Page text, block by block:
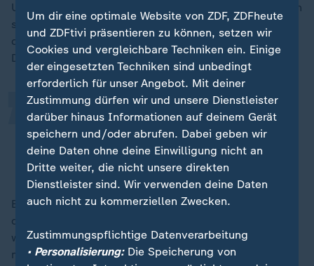
Umfang militärischer Transittransporte durch Thüringen
seit dem Jahr 2022 vor? Gliederung nach Jahren, Art
des Transports, Straße, Schiene, Anzahl der
Durchfahrten, bekannte Haltepunkte usw."
Das heißt, der FSB muss nur einmal
googeln und kann es nachlesen.
„
Justus Bender, Journalist
Bender verwies darauf, dass solche Fragen auch
diskret in Ausschüssen gestellt werden könnten,
worauf Chrupalla sich beschwerte: "Waren Sie schon
mal im Ausschuss dabei? Da kriegt man überhaupt
Um dir eine optimale Website von ZDF, ZDFheute
und ZDFtivi präsentieren zu können, setzen wir
Cookies und vergleichbare Techniken ein. Einige
der eingesetzten Techniken sind unbedingt
erforderlich für unser Angebot. Mit deiner
Zustimmung dürfen wir und unsere Dienstleister
darüber hinaus Informationen auf deinem Gerät
speichern und/oder abrufen. Dabei geben wir
deine Daten ohne deine Einwilligung nicht an
Dritte weiter, die nicht unsere direkten
Dienstleister sind. Wir verwenden deine Daten
auch nicht zu kommerziellen Zwecken.
Zustimmungspflichtige Datenverarbeitung
• Personalisierung:Die Speicherung von